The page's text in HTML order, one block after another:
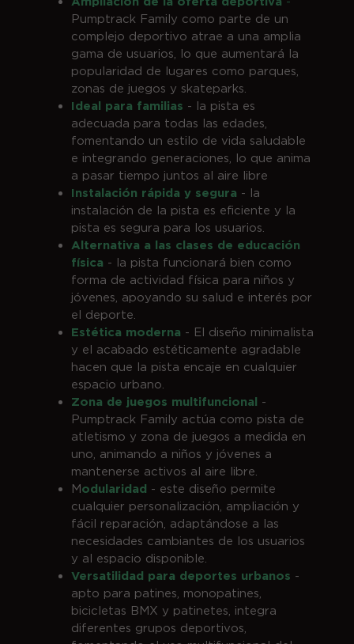
Pumptrack Family como parte de un
complejo deportivo atrae a una amplia
gama de usuarios, lo que aumentará la
popularidad de lugares como parques,
zonas de juegos y skateparks.
Ideal para familias - la pista es
adecuada para todas las edades,
fomentando un estilo de vida saludable
e integrando generaciones, lo que anima
a pasar tiempo juntos al aire libre
Instalación rápida y segura - la
instalación de la pista es eficiente y la
pista es segura para los usuarios.
Alternativa a las clases de educación
física - la pista funcionará bien como
forma de actividad física para niños y
jóvenes, apoyando su salud e interés por
el deporte.
Estética moderna - El diseño minimalista
y el acabado estéticamente agradable
hacen que la pista encaje en cualquier
espacio urbano.
Zona de juegos multifuncional -
Pumptrack Family actúa como pista de
atletismo y zona de juegos a medida en
uno, animando a niños y jóvenes a
mantenerse activos al aire libre.
Modularidad - este diseño permite
cualquier personalización, ampliación y
fácil reparación, adaptándose a las
necesidades cambiantes de los usuarios
y al espacio disponible.
Versatilidad para deportes urbanos -
apto para patines, monopatines,
bicicletas BMX y patinetes, integra
diferentes grupos deportivos,